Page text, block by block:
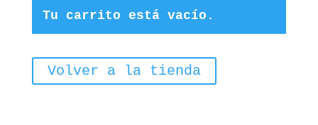
Tu carrito está vacío.
Volver a la tienda